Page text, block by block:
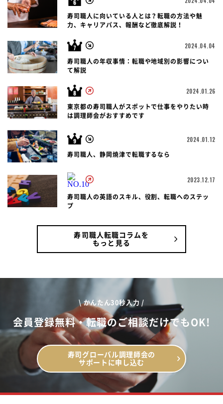
寿司職人に向いている人とは？転職の方法や魅
力、キャリアパス、報酬など徹底解説！
2024.04.04
寿司職人の年収事情：転職や地域別の影響につい
て解説
2024.01.26
東京都の寿司職人がスポットで仕事をやりたい時
は調理師会がおすすめです
2024.01.12
寿司職人、静岡焼津で転職するなら
2023.12.17
寿司職人の英語のスキル、役割、転職へのステッ
プ
寿司職人転職コラムを
もっと見る
\ かんたん30秒入力 /
会員登録無料・転職のご相談だけでもOK!
寿司グローバル調理師会の
サポートに申し込む